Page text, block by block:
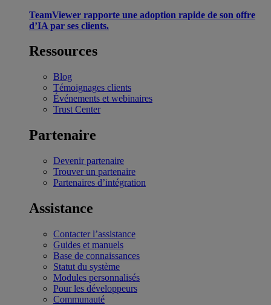
TeamViewer rapporte une adoption rapide de son offre
d’IA par ses clients.
Ressources
Blog
Témoignages clients
Événements et webinaires
Trust Center
Partenaire
Devenir partenaire
Trouver un partenaire
Partenaires d’intégration
Assistance
Contacter l’assistance
Guides et manuels
Base de connaissances
Statut du système
Modules personnalisés
Pour les développeurs
Communauté